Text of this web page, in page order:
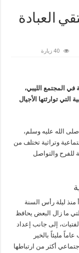
العبادة
40 زيارة
المجتمع الليبي،
التي توارثتها الأجيال
الله عليه وسلم،
وتراثية تختلف من
للفرح والتواصل
منذ ليلة رأس السنة
ما زال البعض يحافظ
إلى جانب إعداد
مليئاً بالخير
أكثر من ارتباطها